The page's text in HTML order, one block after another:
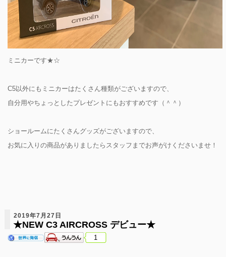
ミニカーです★☆
C5以外にもミニカーはたくさん種類がございますので、
自分用やちょっとしたプレゼントにもおすすめです（＾＾）
ショールームにたくさんグッズがございますので、
お気に入りの商品がありましたらスタッフまでお声がけくださいませ！
2019年7月27日
★NEW C3 AIRCROSS デビュー★
1